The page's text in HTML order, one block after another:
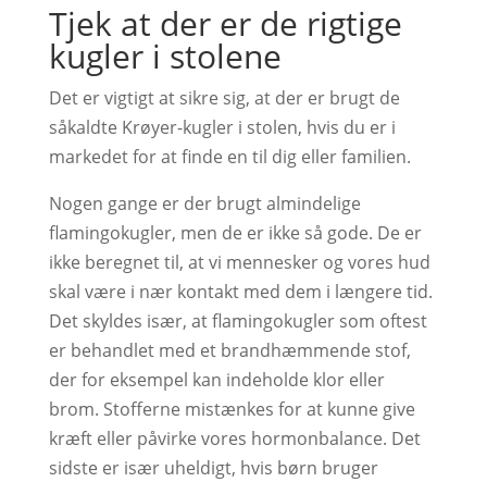
Tjek at der er de rigtige
kugler i stolene
Det er vigtigt at sikre sig, at der er brugt de
såkaldte Krøyer-kugler i stolen, hvis du er i
markedet for at finde en til dig eller familien.
Nogen gange er der brugt almindelige
flamingokugler, men de er ikke så gode. De er
ikke beregnet til, at vi mennesker og vores hud
skal være i nær kontakt med dem i længere tid.
Det skyldes især, at flamingokugler som oftest
er behandlet med et brandhæmmende stof,
der for eksempel kan indeholde klor eller
brom. Stofferne mistænkes for at kunne give
kræft eller påvirke vores hormonbalance. Det
sidste er især uheldigt, hvis børn bruger